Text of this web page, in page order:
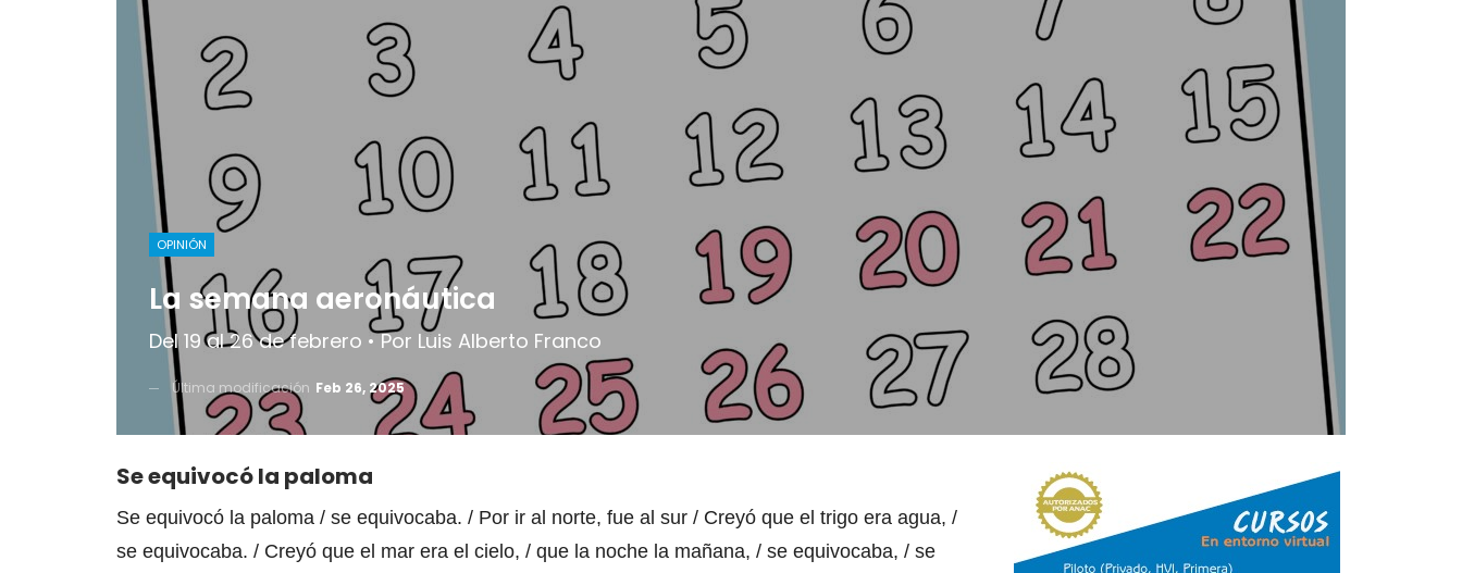
OPINIÓN
La semana aeronáutica
Del 19 al 26 de febrero • Por Luis Alberto Franco
Última modificación Feb 26, 2025
Se equivocó la paloma
Se equivocó la paloma / se equivocaba. / Por ir al norte, fue al sur / Creyó que el trigo era agua, /
se equivocaba. / Creyó que el mar era el cielo, / que la noche la mañana, / se equivocaba, / se